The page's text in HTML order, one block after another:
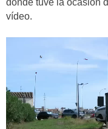
donde tuve la ocasión
vídeo.